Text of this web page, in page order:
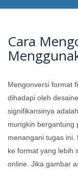
Cara
Mengonversi format
dihadapi oleh
signifikansinya
mungkin bergantung
menangani tugas ini.
ke format yang lebih
online. Jika gambar